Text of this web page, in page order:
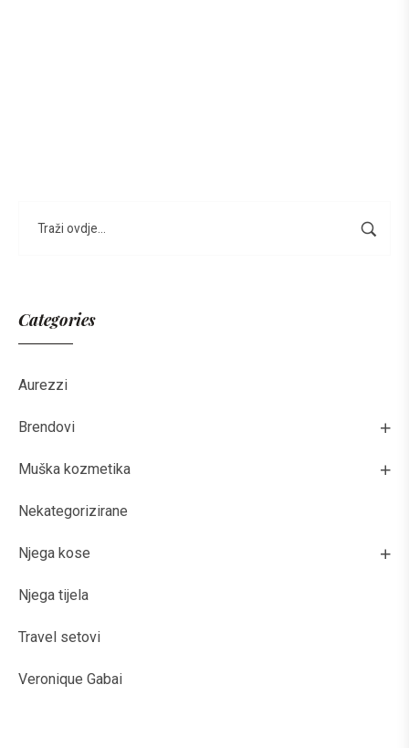
Categories
Aurezzi
Brendovi
Muška kozmetika
Nekategorizirane
Njega kose
Njega tijela
Travel setovi
Veronique Gabai